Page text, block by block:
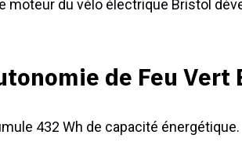
moteur du vélo électrique Bristol
de Feu Vert
432 Wh de capacité énergétique.